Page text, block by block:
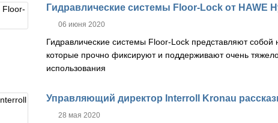
Гидравлические системы Floor-Lock от HAWE
06 июня 2020
Гидравлические системы Floor-Lock представляют
которые прочно фиксируют и поддерживают очень
использования
Управляющий директор Interroll Kronau
28 мая 2020